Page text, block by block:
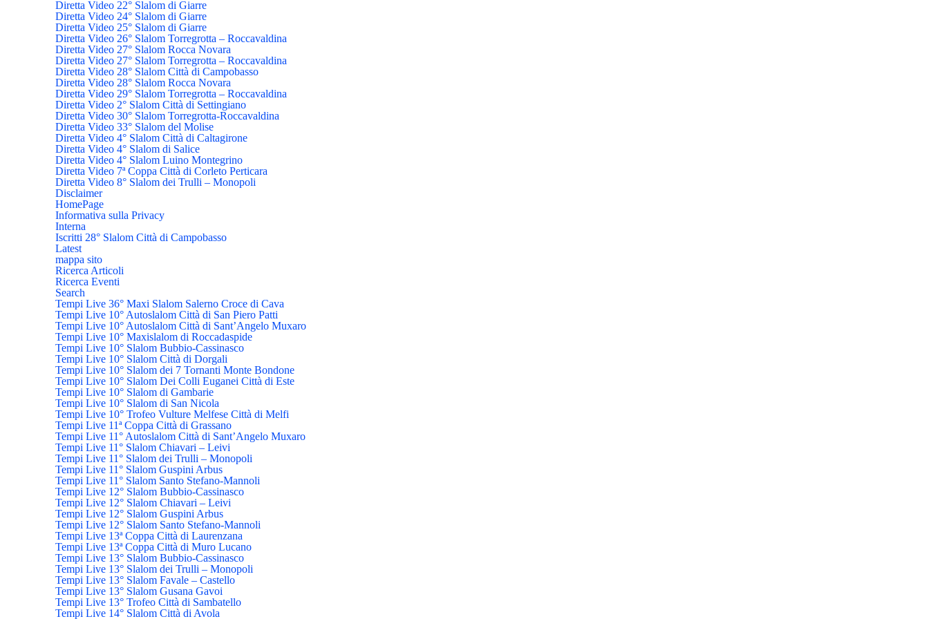
Diretta Video 22° Slalom di Giarre
Diretta Video 24° Slalom di Giarre
Diretta Video 25° Slalom di Giarre
Diretta Video 26° Slalom Torregrotta – Roccavaldina
Diretta Video 27° Slalom Rocca Novara
Diretta Video 27° Slalom Torregrotta – Roccavaldina
Diretta Video 28° Slalom Città di Campobasso
Diretta Video 28° Slalom Rocca Novara
Diretta Video 29° Slalom Torregrotta – Roccavaldina
Diretta Video 2° Slalom Città di Settingiano
Diretta Video 30° Slalom Torregrotta-Roccavaldina
Diretta Video 33° Slalom del Molise
Diretta Video 4° Slalom Città di Caltagirone
Diretta Video 4° Slalom di Salice
Diretta Video 4° Slalom Luino Montegrino
Diretta Video 7ª Coppa Città di Corleto Perticara
Diretta Video 8° Slalom dei Trulli – Monopoli
Disclaimer
HomePage
Informativa sulla Privacy
Interna
Iscritti 28° Slalom Città di Campobasso
Latest
mappa sito
Ricerca Articoli
Ricerca Eventi
Search
Tempi Live 36° Maxi Slalom Salerno Croce di Cava
Tempi Live 10° Autoslalom Città di San Piero Patti
Tempi Live 10° Autoslalom Città di Sant’Angelo Muxaro
Tempi Live 10° Maxislalom di Roccadaspide
Tempi Live 10° Slalom Bubbio-Cassinasco
Tempi Live 10° Slalom Città di Dorgali
Tempi Live 10° Slalom dei 7 Tornanti Monte Bondone
Tempi Live 10° Slalom Dei Colli Euganei Città di Este
Tempi Live 10° Slalom di Gambarie
Tempi Live 10° Slalom di San Nicola
Tempi Live 10° Trofeo Vulture Melfese Città di Melfi
Tempi Live 11ª Coppa Città di Grassano
Tempi Live 11° Autoslalom Città di Sant’Angelo Muxaro
Tempi Live 11° Slalom Chiavari – Leivi
Tempi Live 11° Slalom dei Trulli – Monopoli
Tempi Live 11° Slalom Guspini Arbus
Tempi Live 11° Slalom Santo Stefano-Mannoli
Tempi Live 12° Slalom Bubbio-Cassinasco
Tempi Live 12° Slalom Chiavari – Leivi
Tempi Live 12° Slalom Guspini Arbus
Tempi Live 12° Slalom Santo Stefano-Mannoli
Tempi Live 13ª Coppa Città di Laurenzana
Tempi Live 13ª Coppa Città di Muro Lucano
Tempi Live 13° Slalom Bubbio-Cassinasco
Tempi Live 13° Slalom dei Trulli – Monopoli
Tempi Live 13° Slalom Favale – Castello
Tempi Live 13° Slalom Gusana Gavoi
Tempi Live 13° Trofeo Città di Sambatello
Tempi Live 14° Slalom Città di Avola